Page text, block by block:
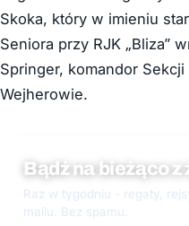
Skoka, który w imieniu
Seniora przy RJK „Bliza”
Springer, komandor Sekcji
Wejherowie.
Bądź na bieżąco
Raz w tygodniu - regaty,
mailu. Bez spamu.